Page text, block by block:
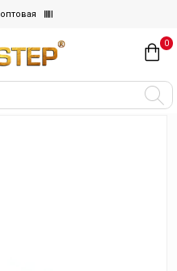
оптовая
0